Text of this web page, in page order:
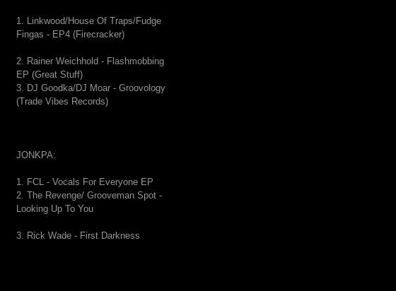
1. Linkwood/House Of Traps/Fudge
Fingas - EP4 (Firecracker)
2. Rainer Weichhold - Flashmobbing
EP (Great Stuff)
3. DJ Goodka/DJ Moar - Groovology
(Trade Vibes Records)
JONKPA:
1. FCL - Vocals For Everyone EP
2. The Revenge/ Grooveman Spot -
Looking Up To You
3. Rick Wade - First Darkness